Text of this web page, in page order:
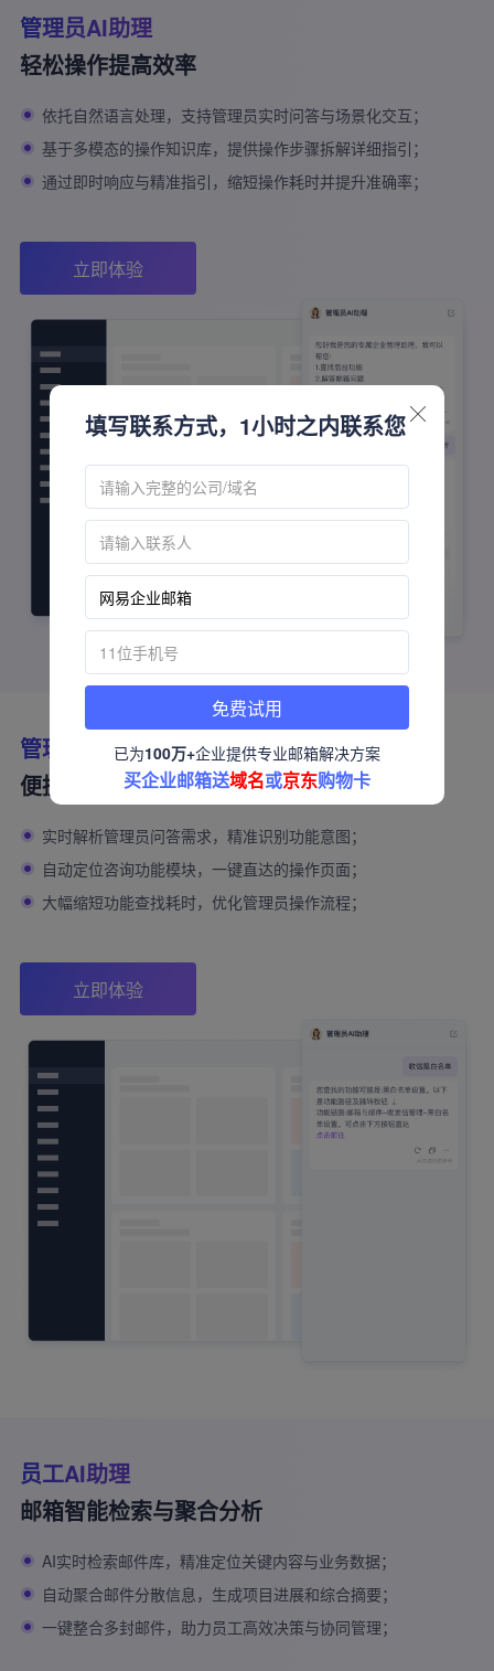
管理员AI助理
轻松操作提高效率
依托自然语言处理，支持管理员实时问答与场景化交互；
基于多模态的操作知识库，提供操作步骤拆解详细指引；
通过即时响应与精准指引，缩短操作耗时并提升准确率；
立即体验
管理员AI助理
便捷操控直达页面
实时解析管理员问答需求，精准识别功能意图；
自动定位咨询功能模块，一键直达的操作页面；
大幅缩短功能查找耗时，优化管理员操作流程；
立即体验
员工AI助理
邮箱智能检索与聚合分析
AI实时检索邮件库，精准定位关键内容与业务数据；
自动聚合邮件分散信息，生成项目进展和综合摘要；
一键整合多封邮件，助力员工高效决策与协同管理；
填写联系方式，1小时之内联系您
免费试用
已为100万+企业提供专业邮箱解决方案
买企业邮箱送域名或京东购物卡